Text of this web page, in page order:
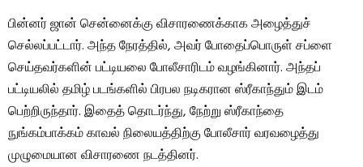
பின்னர் ஜான் சென்னைக்கு விசாரணைக்காக அழைத்துச்
செல்லப்பட்டார். அந்த நேரத்தில், அவர் போதைப்பொருள் சப்ளை
செய்தவர்களின் பட்டியலை போலீசாரிடம் வழங்கினார். அந்தப்
பட்டியலில் தமிழ் படங்களில் பிரபல நடிகரான ஸ்ரீகாந்தும் இடம்
பெற்றிருந்தார். இதைத் தொடர்ந்து, நேற்று ஸ்ரீகாந்தை
நுங்கம்பாக்கம் காவல் நிலையத்திற்கு போலீசார் வரவழைத்து
முழுமையான விசாரணை நடத்தினர்.